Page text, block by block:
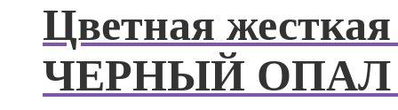
Цветная
ЧЕРНЫЙ ОПАЛ